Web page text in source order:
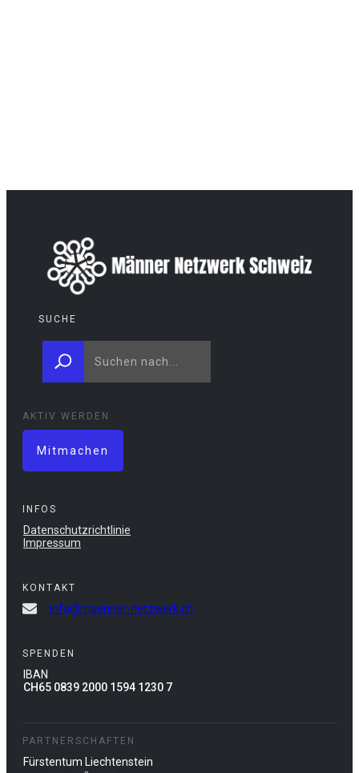
SUCHE
AKTIV WERDEN
Mitmachen
INFOS
Datenschutzrichtlinie
Impressum
KONTAKT
info@maenner-netzwerk.ch
SPENDEN
IBAN
CH65 0839 2000 1594 1230 7
PARTNERSCHAFTEN
Fürstentum Liechtenstein